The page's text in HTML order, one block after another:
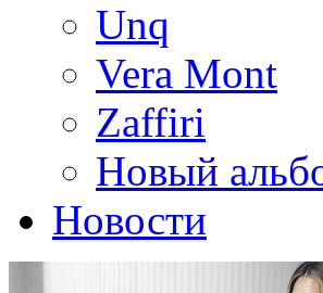
Unq
Vera Mont
Zaffiri
Новый
Новости